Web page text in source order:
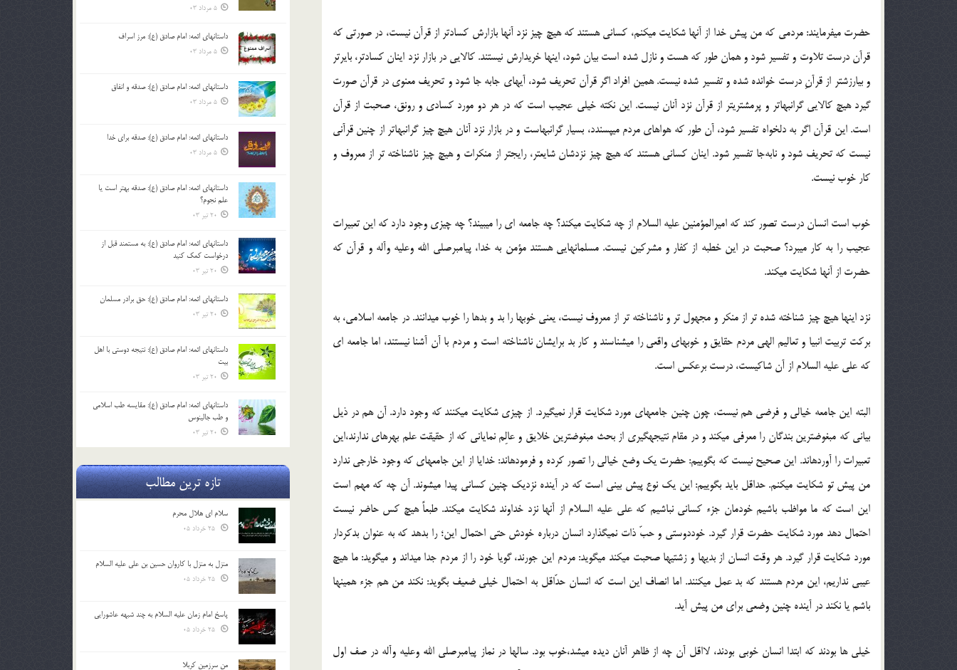
حضرت می‏فرمایند: مردمی كه من پیش خدا از آن‏ها شكایت می‏كنم، كسانی هستند كه هیچ چیز نزد آن‏ها بازارش كسادتر از قرآن نیست، در صورتی كه
قرآن درست تلاوت و تفسیر شود و همان طور كه هست و نازل شده است بیان شود، این‏ها خریدارش نیستند. كالایی در بازار نزد اینان كسادتر، بایرتر
و بی‏ارزش‏تر از قرآنِ درست خوانده شده و تفسیر شده نیست. همین افراد اگر قرآن تحریف شود، آیه‏ای جابه جا شود و تحریف معنوی در قرآن صورت
گیرد هیچ كالایی گران‏بهاتر و پرمشتری‏تر از قرآن نزد آنان نیست. این نكته خیلی عجیب است كه در هر دو مورد كسادی و رونق، صحبت از قرآن
است. این قرآن اگر به دل‏خواه تفسیر شود، آن طور كه هواهای مردم می‏پسندد، بسیار گرانبهاست و در بازار نزد آنان هیچ چیز گران‏بهاتر از چنین قرآنی
نیست كه تحریف شود و نابه‌جا تفسیر شود. اینان كسانی هستند كه هیچ چیز نزدشان شایع‏تر، رایج‏تر از منكرات و هیچ چیز ناشناخته ‏تر از معروف و
كار خوب نیست.
خوب است انسان درست تصور كند كه امیرالمؤمنین‏ علیه‏ السلام از چه شکایت میکند؟ چه جامعه‏ ای را می‏بیند؟ چه چیزی وجود دارد كه این تعبیرات
عجیب را به كار می‏برد؟ صحبت در این خطبه از كفار و مشركین نیست. مسلمان‏هایی هستند مؤمن به خدا، پیامبرصلی الله وعلیه وآله و قرآن كه
حضرت از آن‏ها شکایت میکند.
نزد این‏ها هیچ چیز شناخته شده‏ تر از منكر و مجهول‏ تر و ناشناخته‏ تر از معروف نیست، یعنی خوب‏ها را بد و بدها را خوب می‏دانند. در جامعه اسلامی، به
بركت تربیت انبیا و تعالیم الهی مردم حقایق و خوب‏های واقعی را می‏شناسند و كار بد برایشان ناشناخته است و مردم با آن آشنا نیستند، اما جامعه‏ ای
كه علی‏ علیه‏ السلام از آن شاکیست، درست برعكس است.
البته این جامعه خیالی و فرضی هم نیست، چون چنین جامعه‏ای مورد شكایت قرار نمی‏گیرد. از چیزی شكایت می‏كنند كه وجود دارد. آن هم در ذیل
بیانی كه مبغوض‏ترین بندگان را معرفی می‏كند و در مقام نتیجه‏گیری از بحث مبغوض‏ترین خلایق و عالِم نمایانی كه از حقیقت علم بهره‏ای ندارند،این
تعبیرات را آورده‏اند. این صحیح نیست كه بگوییم: حضرت یك وضع خیالی را تصور كرده و فرموده‏اند: خدایا از این جامعه‏ای كه وجود خارجی ندارد
من پیش تو شكایت می‏كنم. حداقل باید بگوییم: این یك نوع پیش بینی است كه در آینده نزدیك چنین كسانی پیدا می‏شوند. آن چه كه مهم است
این است كه ما مواظب باشیم خودمان جزء كسانی نباشیم كه علی‏ علیه‏ السلام از آن‏ها نزد خداوند شكایت می‏كند. طبعاً هیچ كس حاضر نیست
احتمال دهد مورد شكایت حضرت قرار گیرد. خوددوستی و حبّ ذات نمی‏گذارد انسان درباره خودش حتی احتمال این‏؛ را بدهد كه به عنوان بدكردار
مورد شكایت قرار گیرد. هر وقت انسان از بدی‏ها و زشتی‏ها صحبت می‏كند می‏گوید: مردم این جورند، گویا خود را از مردم جدا می‏داند و می‏گوید: ما هیچ
عیبی نداریم، این مردم هستند كه بد عمل می‏كنند. اما انصاف این است كه انسان حدّاقل به احتمال خیلی ضعیف بگوید: نكند من هم جزء همین‏ها
باشم یا نكند در آینده چنین وضعی برای من پیش آید.
خیلی‏ ها بودند كه ابتدا انسان خوبی بودند، لااقل آن چه از ظاهر آنان دیده می‏شد،خوب بود. سال‏ها در نماز پیامبرصلی الله وعلیه وآله در صف اول
5 مرداد 03
داستانهای ائمه: امام صادق (ع): مرز اسراف
5 مرداد 03
داستانهای ائمه: امام صادق (ع): صدقه و انفاق
5 مرداد 03
داستانهای ائمه: امام صادق (ع): صدقه برای خدا
5 مرداد 03
داستانهای ائمه: امام صادق (ع): صدقه بهتر است یا
علم نجوم؟
20 تیر 03
داستانهای ائمه: امام صادق (ع): به مستمند قبل از
درخواست کمک کنید
20 تیر 03
داستانهای ائمه: امام صادق (ع): حق برادر مسلمان
20 تیر 03
داستانهای ائمه: امام صادق (ع): نتیجه دوستی با اهل
بیت
20 تیر 03
داستانهای ائمه: امام صادق (ع): مقایسه طب اسلامی
و طب جالینوس
20 تیر 03
تازه ترین مطالب
سلام ای هلال محرم
منزل به منزل با کاروان حسین بن علی علیه السلام
پاسخ امام زمان علیه السلام به چند شبهه عاشورایی
من سرزمین کربلا